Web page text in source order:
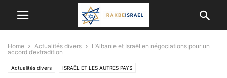
Home Actualités divers
L’Albanie et Israël en négociations pour un
accord d’extradition
Actualités divers ISRAËL ET LES AUTRES PAYS